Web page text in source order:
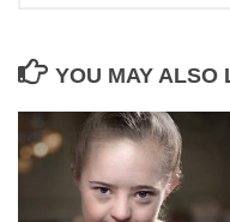
YOU MAY ALSO